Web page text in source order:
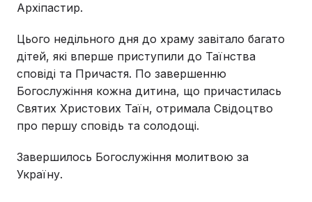
Архіпастир.
Цього недільного дня до храму завітало багато
дітей, які вперше приступили до Таїнства
сповіді та Причастя. По завершенню
Богослужіння кожна дитина, що причастилась
Святих Христових Таїн, отримала Свідоцтво
про першу сповідь та солодощі.
Завершилось Богослужіння молитвою за
Україну.